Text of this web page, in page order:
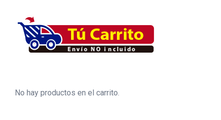
No hay productos en el carrito.